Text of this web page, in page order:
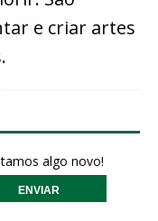
e criar artes
algo novo!